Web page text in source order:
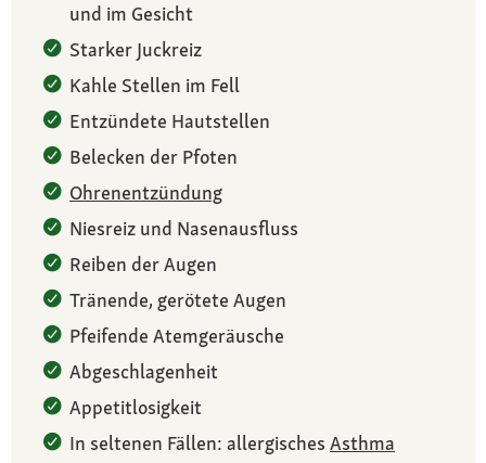
und im Gesicht
Starker Juckreiz
Kahle Stellen im Fell
Entzündete Hautstellen
Belecken der Pfoten
Ohrenentzündung
Niesreiz und Nasenausfluss
Reiben der Augen
Tränende, gerötete Augen
Pfeifende Atemgeräusche
Abgeschlagenheit
Appetitlosigkeit
In seltenen Fällen: allergisches Asthma